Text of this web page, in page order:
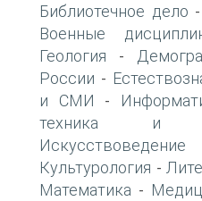
Библиотечное дело -
Военные
Геология -
России -
и СМИ -
техника и
Искусствоведение
Культурология -
Математика -